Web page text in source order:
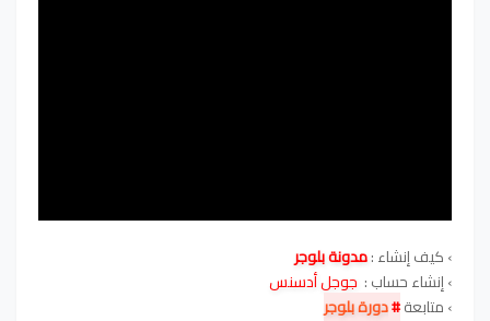
›كيف إنشاء :مدونة بلوجر
›إنشاء حساب : جوجل أدسنس
›متابعة#دورة بلوجر